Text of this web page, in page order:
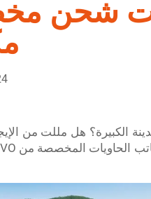
هل مللت من